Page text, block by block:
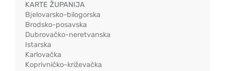
KARTE ŽUPANIJA
Bjelovarsko-bilogorska
Brodsko-posavska
Dubrovačko-neretvanska
Istarska
Karlovačka
Koprivničko-križevačka